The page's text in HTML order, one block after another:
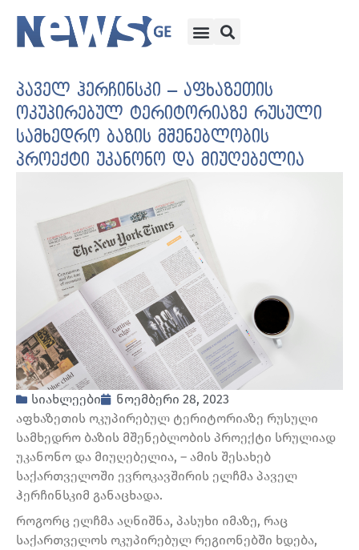
პაველ ჰერჩინსკი – აფხაზეთის
ოკუპირებულ ტერიტორიაზე რუსული
სამხედრო ბაზის მშენებლობის
პროექტი უკანონო და მიუღებელია
სიახლეები
ნოემბერი 28, 2023
აფხაზეთის ოკუპირებულ ტერიტორიაზე რუსული
სამხედრო ბაზის მშენებლობის პროექტი სრულიად
უკანონო და მიუღებელია, – ამის შესახებ
საქართველოში ევროკავშირის ელჩმა პაველ
ჰერჩინსკიმ განაცხადა.
როგორც ელჩმა აღნიშნა, პასუხი იმაზე, რაც
საქართველოს ოკუპირებულ რეგიონებში ხდება,